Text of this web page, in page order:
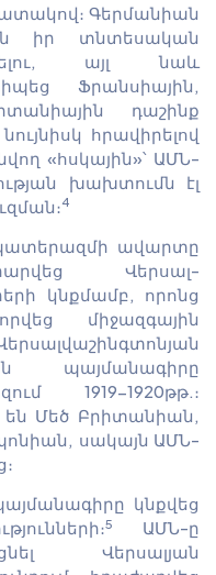
Գերմանիան
իր տնտեսական
այլ նաև
Ֆրանսիային,
դաշինք
հրավիրելով
«հսկային»՝ ԱՄՆ-
խախտումն էլ
4
ավարտը
Վերսալ-
կնքմամբ, որոնց
միջազգային
պայմանագիրը
1919-1920թթ.։
են Մեծ Բրիտանիան,
սակայն ԱՄՆ-
կնքվեց
5 ԱՄՆ-ը
Վերսալյան